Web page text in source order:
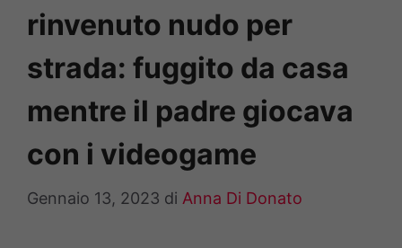
rinvenuto nudo per
strada: fuggito da casa
mentre il padre giocava
con i videogame
Gennaio 13, 2023 di Anna Di Donato